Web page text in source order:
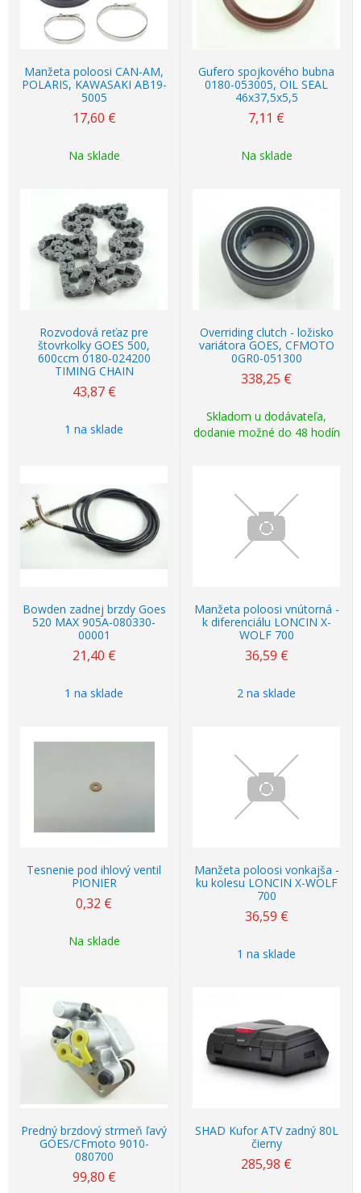
Manžeta poloosi CAN-AM,
POLARIS, KAWASAKI AB19-
5005
17,60 €
Na sklade
Gufero spojkového bubna
0180-053005, OIL SEAL
46x37,5x5,5
7,11 €
Na sklade
Rozvodová reťaz pre
štovrkolky GOES 500,
600ccm 0180-024200
TIMING CHAIN
43,87 €
1 na sklade
Overriding clutch - ložisko
variátora GOES, CFMOTO
0GR0-051300
338,25 €
Skladom u dodávateľa,
dodanie možné do 48 hodín
Bowden zadnej brzdy Goes
520 MAX 905A-080330-
00001
21,40 €
1 na sklade
Manžeta poloosi vnútorná -
k diferenciálu LONCIN X-
WOLF 700
36,59 €
2 na sklade
Tesnenie pod ihlový ventil
PIONIER
0,32 €
Na sklade
Manžeta poloosi vonkajša -
ku kolesu LONCIN X-WOLF
700
36,59 €
1 na sklade
Predný brzdový strmeň ľavý
GOES/CFmoto 9010-
080700
99,80 €
SHAD Kufor ATV zadný 80L
čierny
285,98 €